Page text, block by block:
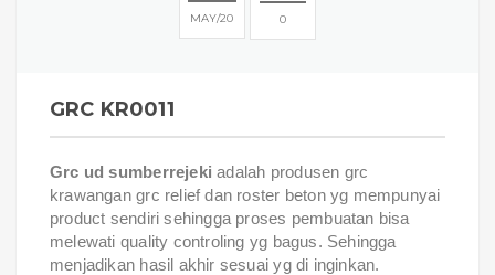
MAY 20 0
GRC KR0011
Grc ud sumberrejeki adalah produsen grc
krawangan grc relief dan roster beton yg mempunyai
product sendiri sehingga proses pembuatan bisa
melewati quality controling yg bagus. Sehingga
menjadikan hasil akhir sesuai yg di inginkan.